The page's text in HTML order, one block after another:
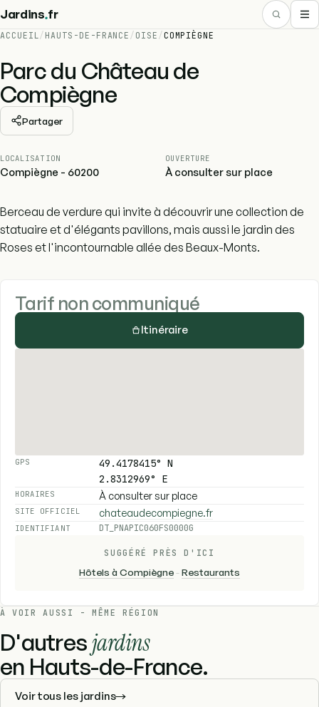
Jardins.fr
ACCUEIL/ HAUTS-DE-FRANCE / OISE / COMPIÈGNE
Parc du Château de
Compiègne
Partager
LOCALISATION
Compiègne - 60200
OUVERTURE
À consulter sur place
Berceau de verdure qui invite à découvrir une collection de
statuaire et d'élégants pavillons, mais aussi le jardin des
Roses et l'incontournable allée des Beaux-Monts.
Tarif non communiqué
Itinéraire
GPS
49.4178415° N
2.8312969° E
HORAIRES À consulter sur place
SITE OFFICIEL chateaudecompiegne.fr
IDENTIFIANT DT_PNAPIC060FS0000G
SUGGÉRÉ PRÈS D'ICI
Hôtels à Compiègne-Restaurants
À VOIR AUSSI - MÊME RÉGION
D'autresjardins
en Hauts-de-France.
Voir tous les jardins